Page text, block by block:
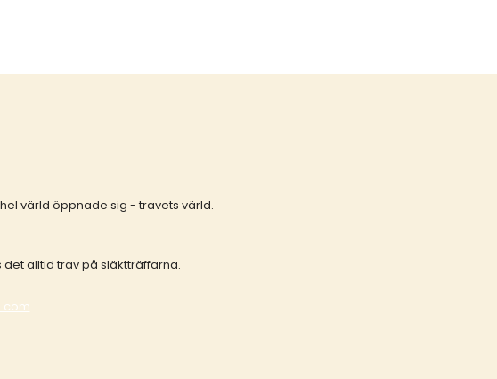
värld öppnade sig - travets värld.
alltid trav på släktträffarna.